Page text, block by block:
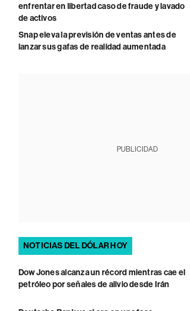
enfrentar en libertad caso de fraude y lavado
de activos
Snap eleva la previsión de ventas antes de
lanzar sus gafas de realidad aumentada
PUBLICIDAD
NOTICIAS DEL DÓLAR HOY
Dow Jones alcanza un récord mientras cae el
petróleo por señales de alivio desde Irán